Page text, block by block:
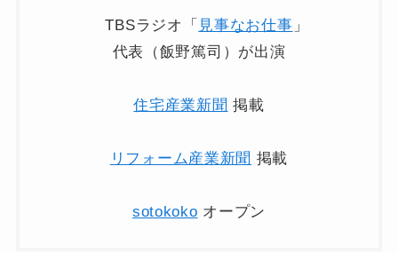
TBSラジオ「 見事なお仕事 」
代表（飯野篤司）が出演
住宅産業新聞 掲載
リフォーム産業新聞 掲載
sotokoko オープン